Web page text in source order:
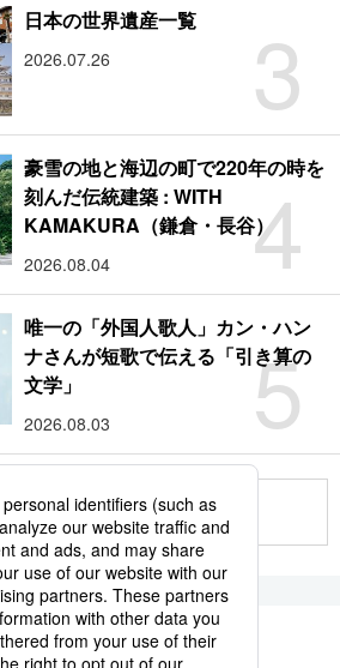
3
日本の世界遺産一覧
2026.07.26
4
豪雪の地と海辺の町で220年の時を
刻んだ伝統建築 : WITH
KAMAKURA（鎌倉・長谷）
2026.08.04
5
唯一の「外国人歌人」カン・ハン
ナさんが短歌で伝える「引き算の
文学」
2026.08.03
もっと見る
ド